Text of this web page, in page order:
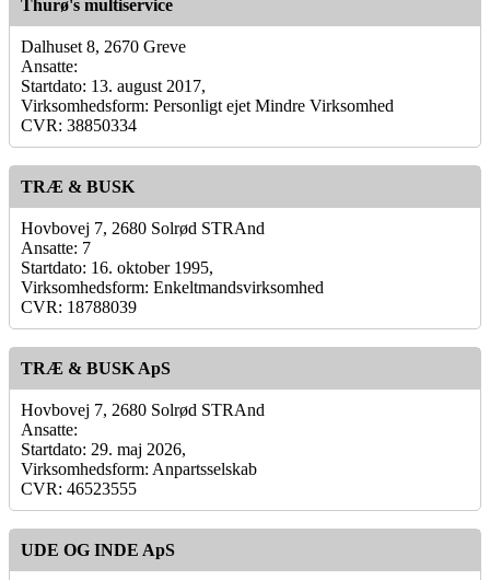
Thurø's multiservice
Dalhuset 8, 2670 Greve
Ansatte:
Startdato: 13. august 2017,
Virksomhedsform: Personligt ejet Mindre Virksomhed
CVR: 38850334
TRÆ & BUSK
Hovbovej 7, 2680 Solrød STRAnd
Ansatte: 7
Startdato: 16. oktober 1995,
Virksomhedsform: Enkeltmandsvirksomhed
CVR: 18788039
TRÆ & BUSK ApS
Hovbovej 7, 2680 Solrød STRAnd
Ansatte:
Startdato: 29. maj 2026,
Virksomhedsform: Anpartsselskab
CVR: 46523555
UDE OG INDE ApS